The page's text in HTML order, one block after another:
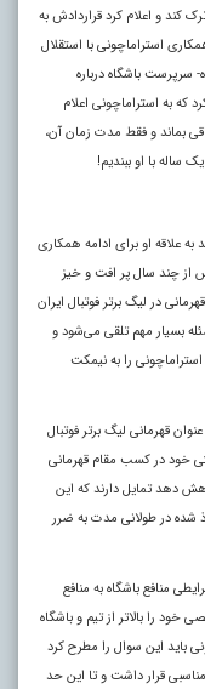
کند و اعلام کرد قراردادش به
استراماچونی با استقلال
باشگاه درباره
که به استراماچونی اعلام
بماند و فقط مدت زمان آن،
با او ببندیم!
علاقه او برای ادامه همکاری
از چند سال پر افت و خیز
در لیگ برتر فوتبال ایران
بسیار مهم تلقی می‌شود و
را به نیمکت
قهرمانی لیگ برتر فوتبال
خود در کسب مقام قهرمانی
دهد تمایل دارند که این
شده در طولانی مدت به ضرر
منافع باشگاه به منافع
را بالاتر از تیم و باشگاه
باید این سوال را مطرح کرد
قرار داشت و تا این حد